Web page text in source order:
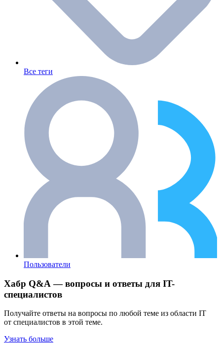
Все теги
Пользователи
Хабр Q&A — вопросы и ответы для IT-
специалистов
Получайте ответы на вопросы по любой теме из области IT
от специалистов в этой теме.
Узнать больше